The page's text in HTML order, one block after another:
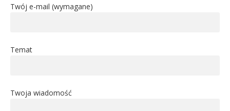
Twój e-mail (wymagane)
Temat
Twoja wiadomość